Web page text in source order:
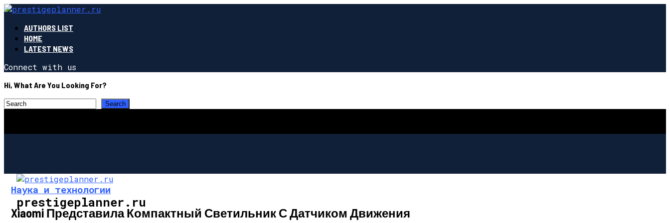
AUTHORS LIST
HOME
LATEST NEWS
Connect with us
Hi, What Are You Looking For?
prestigeplanner.ru
Наука и технологии
Xiaomi Представила Компактный Светильник С Датчиком Движения